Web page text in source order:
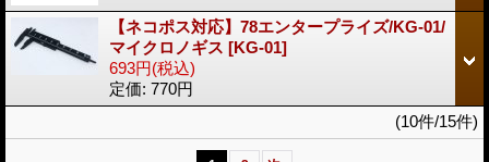
【ネコポス対応】78エンタープライズ/KG-01/
マイクロノギス [KG-01]
693円(税込)
定価: 770円
(10件/15件)